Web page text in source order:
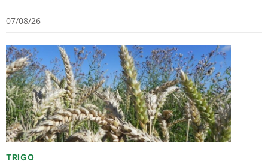
07/08/26
TRIGO